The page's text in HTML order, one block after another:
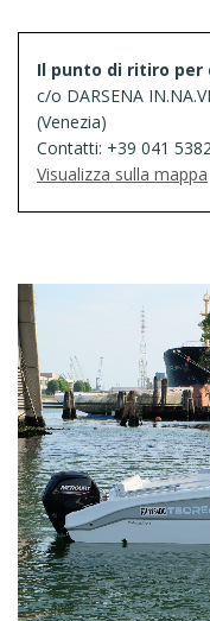
Il punto di ritiro per
c/o DARSENA
(Venezia)
Contatti: +39 041
Visualizza sulla mappa